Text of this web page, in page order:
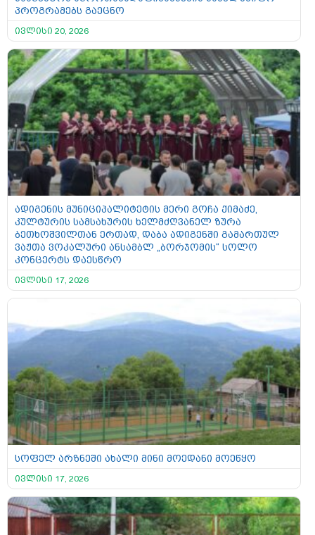
პროგრამებს გაეცნო
ივლისი 20, 2026
ადიგენის მუნიციპალიტეტის მერი გოჩა ქიმაძე,
კულტურის სამსახურის ხელმძღვანელ ზურა
ბეთხოშვილთან ერთად, დაბა ადიგენში გამართულ
ვაჟთა ვოკალური ანსამბლ „ბორჯომის“ სოლო
კონცერტს დაესწრო
ივლისი 17, 2026
სოფელ არზნეში ახალი მინი მოედანი მოეწყო
ივლისი 17, 2026